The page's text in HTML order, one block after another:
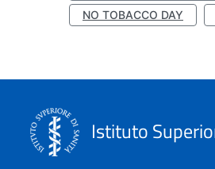
NO TOBACCO DAY
Istituto